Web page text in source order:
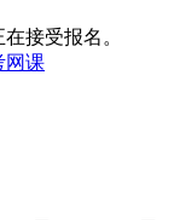
接受报名。
网课